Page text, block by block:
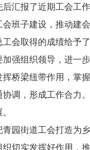
汇报了近期工会工
班子建设，推动建
会取得的成绩给予
强组织领导，进一
桥梁纽带作用，掌
调，形成工作合力
园街道工会打造为
切实发挥好作用，